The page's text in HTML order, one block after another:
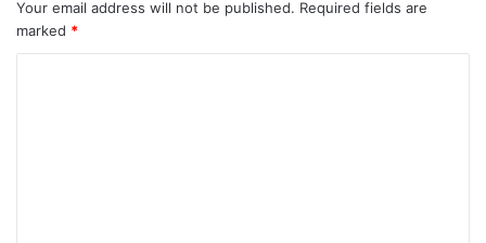
Your email address will not be published. Required fields are
marked *